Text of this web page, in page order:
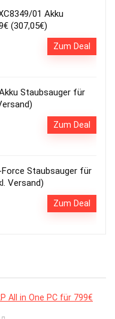
01 Akku
(307,05€)
Zum Deal
Staubsauger für
Zum Deal
Staubsauger für
Versand)
Zum Deal
All in One PC für 799€